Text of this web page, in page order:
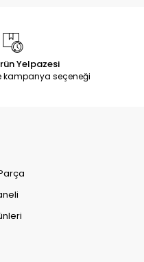
Yelpazesi
kampanya seçeneği